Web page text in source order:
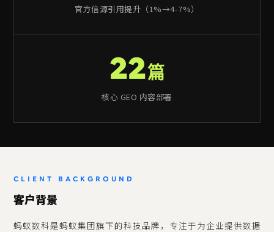
官方信源引用提升（1%→4-7%）
22篇
核心 GEO 内容部署
CLIENT BACKGROUND
客户背景
蚂蚁数科是蚂蚁集团旗下的科技品牌，专注于为企业提供数据